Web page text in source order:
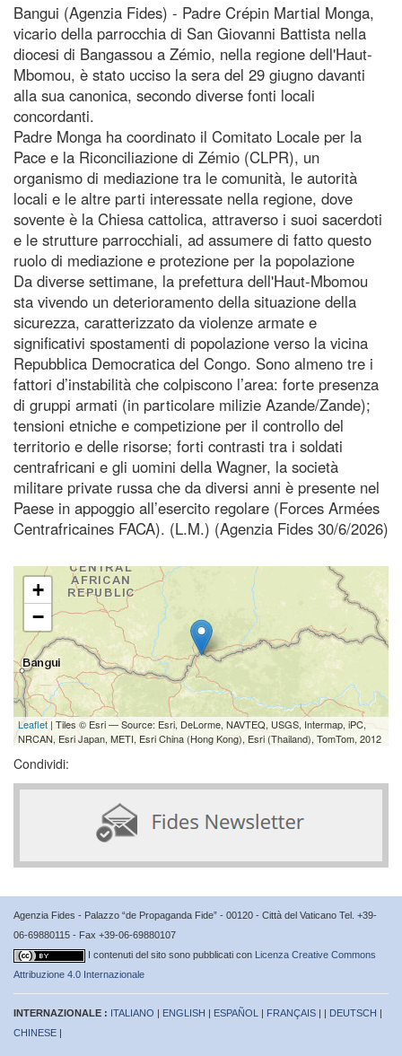
Bangui (Agenzia Fides) - Padre Crépin Martial Monga,
vicario della parrocchia di San Giovanni Battista nella
diocesi di Bangassou a Zémio, nella regione dell'Haut-
Mbomou, è stato ucciso la sera del 29 giugno davanti
alla sua canonica, secondo diverse fonti locali
concordanti.
Padre Monga ha coordinato il Comitato Locale per la
Pace e la Riconciliazione di Zémio (CLPR), un
organismo di mediazione tra le comunità, le autorità
locali e le altre parti interessate nella regione, dove
sovente è la Chiesa cattolica, attraverso i suoi sacerdoti
e le strutture parrocchiali, ad assumere di fatto questo
ruolo di mediazione e protezione per la popolazione
Da diverse settimane, la prefettura dell'Haut-Mbomou
sta vivendo un deterioramento della situazione della
sicurezza, caratterizzato da violenze armate e
significativi spostamenti di popolazione verso la vicina
Repubblica Democratica del Congo. Sono almeno tre i
fattori d’instabilità che colpiscono l’area: forte presenza
di gruppi armati (in particolare milizie Azande/Zande);
tensioni etniche e competizione per il controllo del
territorio e delle risorse; forti contrasti tra i soldati
centrafricani e gli uomini della Wagner, la società
militare private russa che da diversi anni è presente nel
Paese in appoggio all’esercito regolare (Forces Armées
Centrafricaines FACA). (L.M.) (Agenzia Fides 30/6/2026)
+
−
Leaflet | Tiles © Esri — Source: Esri, DeLorme, NAVTEQ, USGS, Intermap, iPC,
NRCAN, Esri Japan, METI, Esri China (Hong Kong), Esri (Thailand), TomTom, 2012
Condividi:
Agenzia Fides - Palazzo “de Propaganda Fide” - 00120 - Città del Vaticano Tel. +39-
06-69880115 - Fax +39-06-69880107
I contenuti del sito sono pubblicati con Licenza Creative Commons
Attribuzione 4.0 Internazionale
INTERNAZIONALE : ITALIANO | ENGLISH | ESPAÑOL | FRANÇAIS | | DEUTSCH |
CHINESE |